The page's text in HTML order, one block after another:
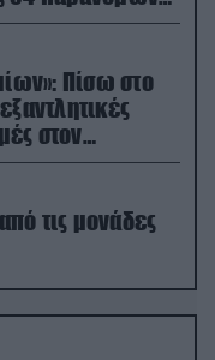
Πίσω στο
τις μονάδες